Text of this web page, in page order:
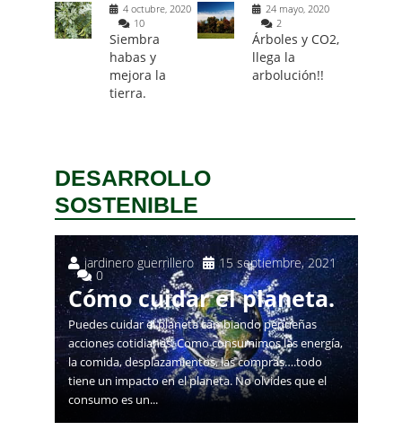
4 octubre, 2020
10
Siembra
habas y
mejora la
tierra.
24 mayo, 2020
2
Árboles y CO2,
llega la
arbolución!!
DESARROLLO
SOSTENIBLE
jardinero guerrillero 15 septiembre, 2021
0
Cómo cuidar el planeta.
Puedes cuidar el planeta cambiando pequeñas
acciones cotidianas. Como consumimos las energía,
la comida, desplazamientos, las compras….todo
tiene un impacto en el planeta. No olvides que el
consumo es un...